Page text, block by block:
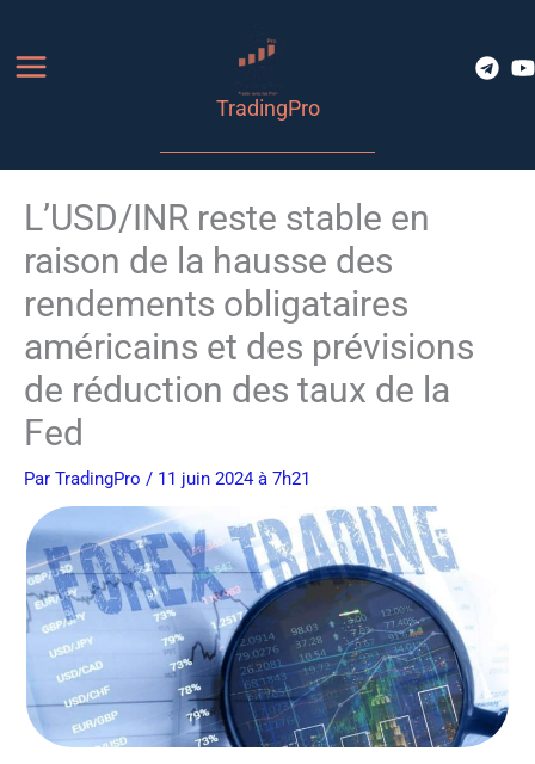
contenu
TradingPro
L’USD/INR reste stable en
raison de la hausse des
rendements obligataires
américains et des prévisions
de réduction des taux de la
Fed
Par TradingPro / 11 juin 2024 à 7h21